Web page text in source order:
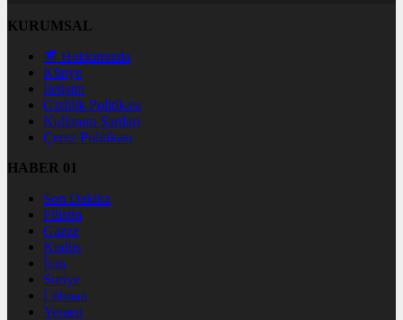
KURUMSAL
📰 Hakkımızda
Künye
İletişim
Gizlilik Politikası
Kullanım Şartları
Çerez Politikası
HABER 01
Son Dakika
Filistin
Gazze
Kudüs
İran
Suriye
Lübnan
Yemen